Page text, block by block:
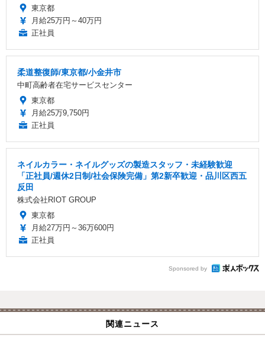
東京都
月給25万円～40万円
正社員
柔道整復師/東京都/小金井市
中町高齢者在宅サービスセンター
東京都
月給25万9,750円
正社員
ネイルカラー・ネイルグッズの製造スタッフ・未経験歓迎
「正社員/週休2日制/社会保険完備」第2新卒歓迎・品川区西五
反田
株式会社RIOT GROUP
東京都
月給27万円～36万600円
正社員
Sponsored by
関連ニュース